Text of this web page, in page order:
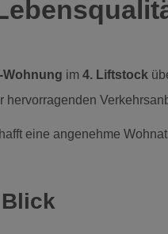
Wohnung im 4. Liftstock
hervorragenden
eine angenehme